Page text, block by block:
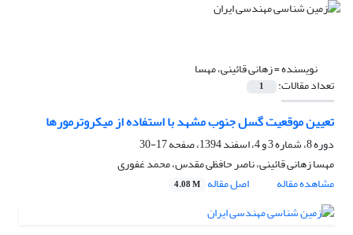
نویسنده =زهانی قائینی، مهسا
تعداد مقالات: 1
تعیین موقعیت گسل جنوب مشهد با استفاده از میکروترمورها
دوره 8، شماره 3 و 4، اسفند 1394، صفحه
17-30
مهسا زهانی قائینی، ناصر حافظی مقدس، محمد غفوری
مشاهده مقاله
اصل مقاله 4.08 M